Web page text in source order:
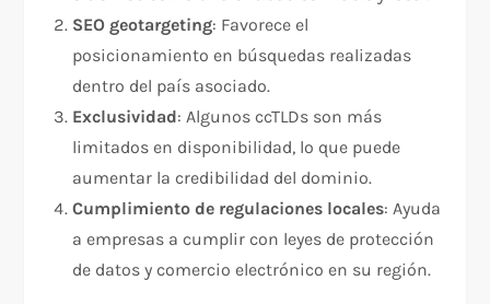
SEO geotargeting: Favorece el
posicionamiento en búsquedas realizadas
dentro del país asociado.
Exclusividad: Algunos ccTLDs son más
limitados en disponibilidad, lo que puede
aumentar la credibilidad del dominio.
Cumplimiento de regulaciones locales: Ayuda
a empresas a cumplir con leyes de protección
de datos y comercio electrónico en su región.